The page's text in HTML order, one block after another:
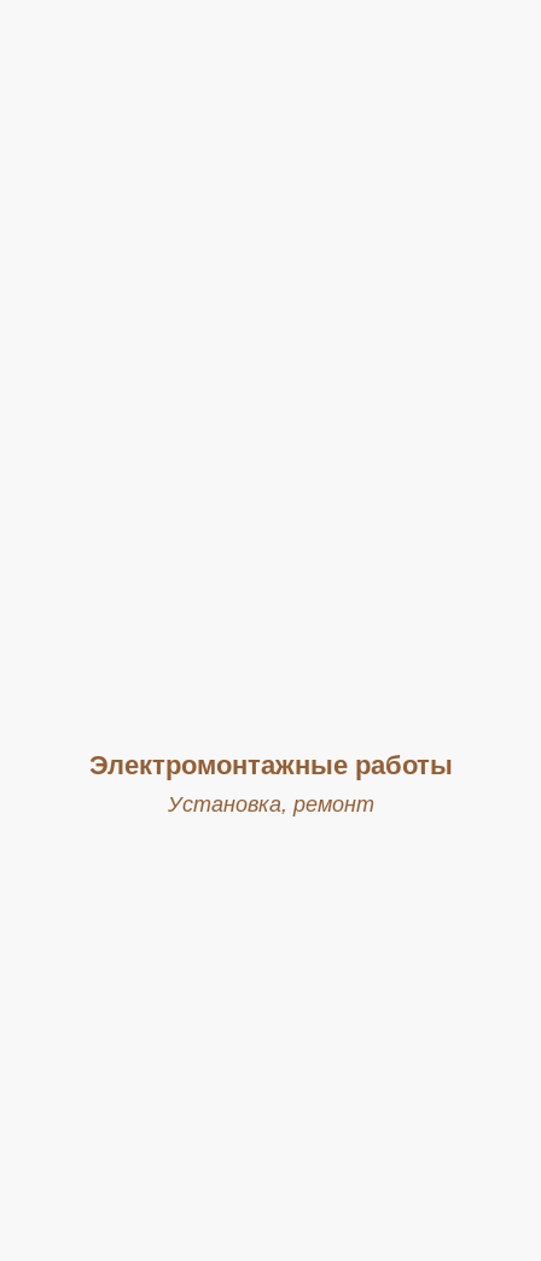
Электромонтажные работы
Установка, ремонт